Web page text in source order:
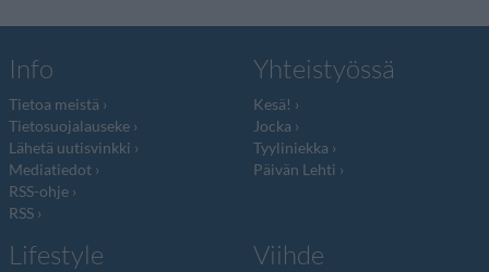
Info
Tietoa meistä
Tietosuojalauseke
Lähetä uutisvinkki
Mediatiedot
RSS-ohje
RSS
Yhteistyössä
Kesä!
Jocka
Tyyliniekka
Päivän Lehti
Lifestyle Viihde